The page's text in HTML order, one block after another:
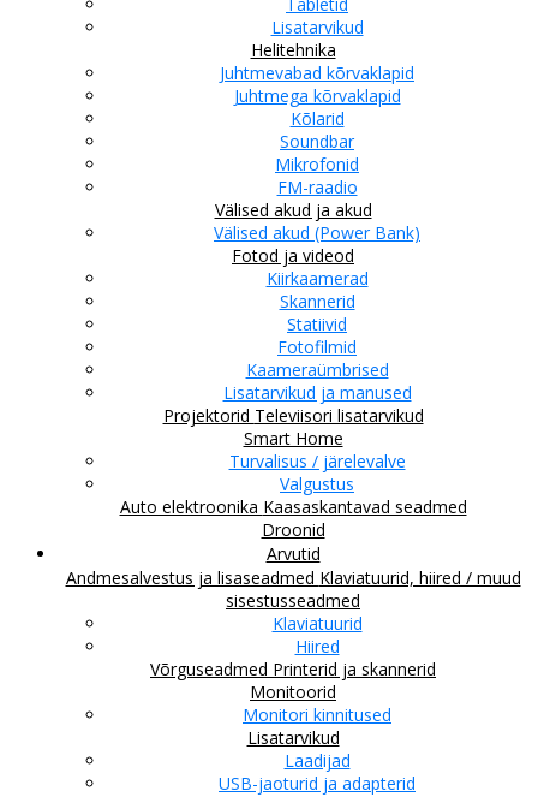
Lisatarvikud
Helitehnika
Juhtmevabad kõrvaklapid
Juhtmega kõrvaklapid
Kõlarid
Soundbar
Mikrofonid
FM-raadio
Välised akud ja akud
Välised akud (Power Bank)
Fotod ja videod
Kiirkaamerad
Skannerid
Statiivid
Fotofilmid
Kaameraümbrised
Lisatarvikud ja manused
Projektorid Televiisori lisatarvikud
Smart Home
Turvalisus / järelevalve
Valgustus
Auto elektroonika Kaasaskantavad seadmed
Droonid
Arvutid
Andmesalvestus ja lisaseadmed Klaviatuurid, hiired / muud
sisestusseadmed
Klaviatuurid
Hiired
Võrguseadmed Printerid ja skannerid
Monitoorid
Monitori kinnitused
Lisatarvikud
Laadijad
USB-jaoturid ja adapterid